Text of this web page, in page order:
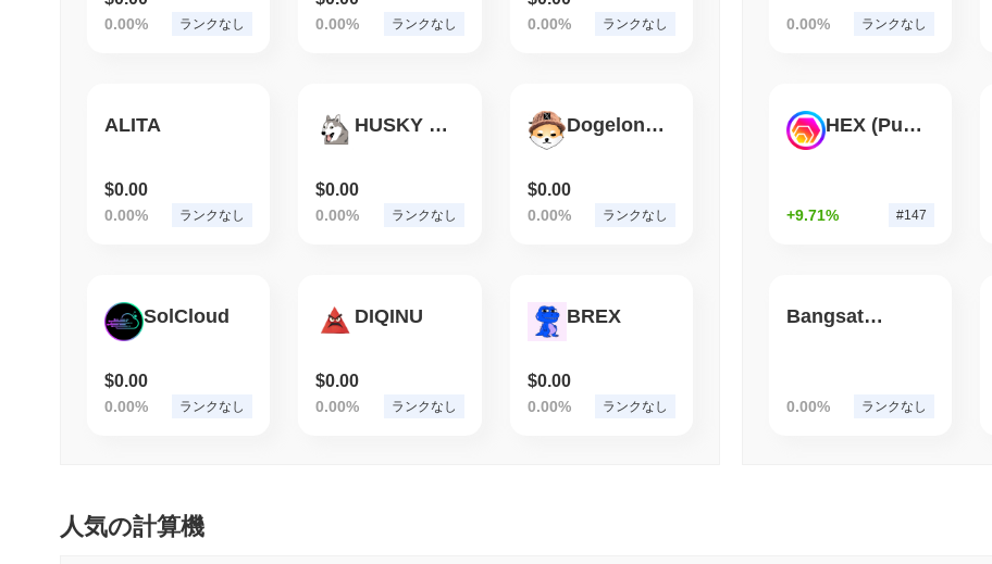
米国と英国、GENIUS法の
CRYPTO SERVICES BANKS
BNYは機関がその保管から
0.00% ランクなし 0.00% ランクなし 0.00% ランクなし
ALITA
$0.00
0.00% ランクなし
HUSKY (SOL)
$0.00
0.00% ランクなし
Dogelon WifHat
$0.00
0.00% ランクなし
SolCloud
$0.00
0.00% ランクなし
DIQINU
$0.00
0.00% ランクなし
BREX
$0.00
0.00% ランクなし
0.00% ランクなし
HEX (Pulsechain)
+9.71% #147
Bangsat 666
0.00% ランクなし
人気の計算機